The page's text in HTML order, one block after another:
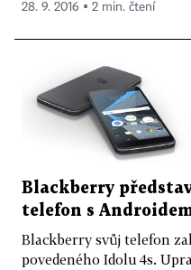
28. 9. 2016 ▪ 2 min. čtení
Blackberry
telefon s
Blackberry svůj telefon
povedeného Idolu 4s.